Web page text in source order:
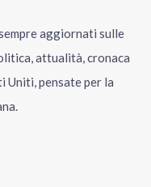
aggiornati sulle
attualità, cronaca
Uniti, pensate per la